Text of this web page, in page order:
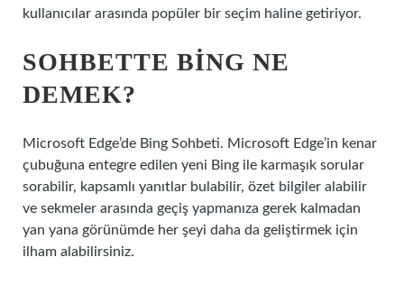
kullanıcılar arasında popüler bir seçim haline getiriyor.
SOHBETTE BING NE
DEMEK?
Microsoft Edge’de Bing Sohbeti. Microsoft Edge’in kenar
çubuğuna entegre edilen yeni Bing ile karmaşık sorular
sorabilir, kapsamlı yanıtlar bulabilir, özet bilgiler alabilir
ve sekmeler arasında geçiş yapmanıza gerek kalmadan
yan yana görünümde her şeyi daha da geliştirmek için
ilham alabilirsiniz.